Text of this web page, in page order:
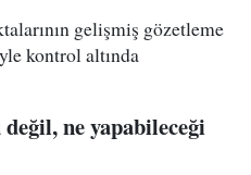
gelişmiş gözetleme
kontrol altında
ne yapabileceği